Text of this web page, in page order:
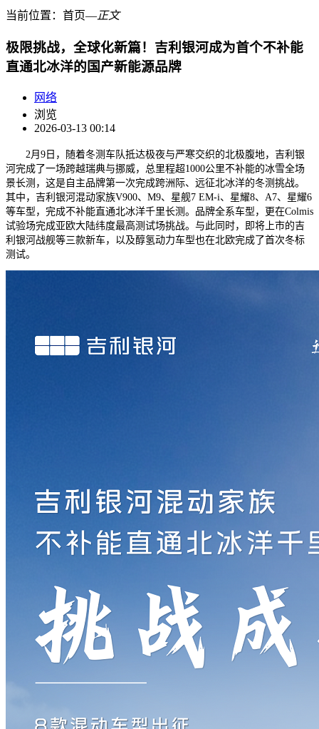
当前位置： 首页―正文
极限挑战，全球化新篇！吉利银河成为首个不补能
直通北冰洋的国产新能源品牌
网络
浏览
2026-03-13 00:14
2月9日，随着冬测车队抵达极夜与严寒交织的北极腹地，吉利银
河完成了一场跨越瑞典与挪威，总里程超1000公里不补能的冰雪全场
景长测，这是自主品牌第一次完成跨洲际、远征北冰洋的冬测挑战。
其中，吉利银河混动家族V900、M9、星舰7 EM-i、星耀8、A7、星耀6
等车型，完成不补能直通北冰洋千里长测。品牌全系车型，更在Colmis
试验场完成亚欧大陆纬度最高测试场挑战。与此同时，即将上市的吉
利银河战舰等三款新车，以及醇氢动力车型也在北欧完成了首次冬标
测试。